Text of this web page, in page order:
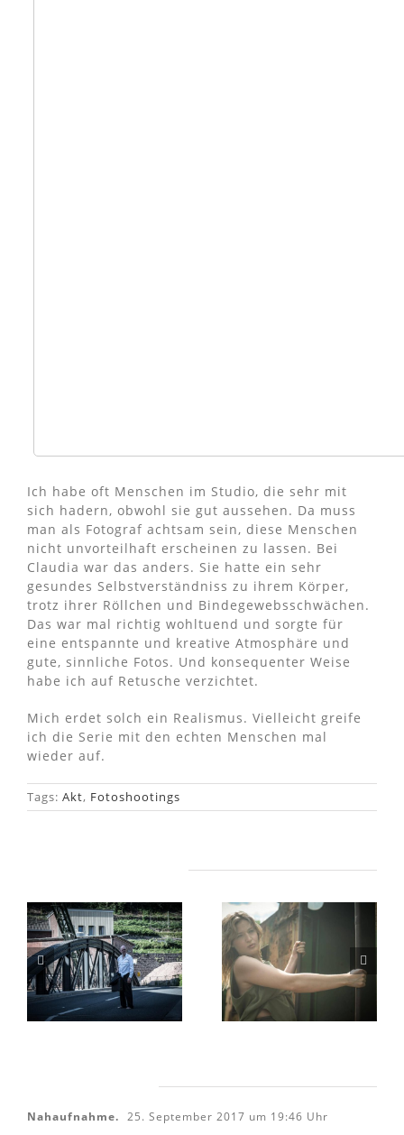
Ich habe oft Menschen im Studio, die sehr mit
sich hadern, obwohl sie gut aussehen. Da muss
man als Fotograf achtsam sein, diese Menschen
nicht unvorteilhaft erscheinen zu lassen. Bei
Claudia war das anders. Sie hatte ein sehr
gesundes Selbstverständniss zu ihrem Körper,
trotz ihrer Röllchen und Bindegewebsschwächen.
Das war mal richtig wohltuend und sorgte für
eine entspannte und kreative Atmosphäre und
gute, sinnliche Fotos. Und konsequenter Weise
habe ich auf Retusche verzichtet.
Mich erdet solch ein Realismus. Vielleicht greife
ich die Serie mit den echten Menschen mal
wieder auf.
Tags: Akt, Fotoshootings
Herr R. auf
Abwegen
Mit Aylin in
der
Henrichshütte
Nahaufnahme. 25. September 2017 um 19:46 Uhr